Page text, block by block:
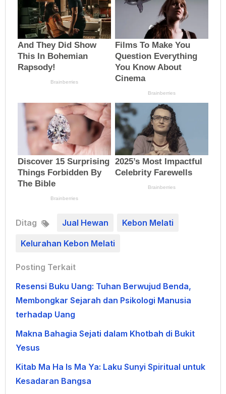
Ditag Jual Hewan Kebon Melati
Kelurahan Kebon Melati
Posting Terkait
Resensi Buku Uang: Tuhan Berwujud Benda,
Membongkar Sejarah dan Psikologi Manusia
terhadap Uang
Makna Bahagia Sejati dalam Khotbah di Bukit
Yesus
Kitab Ma Ha Is Ma Ya: Laku Sunyi Spiritual untuk
Kesadaran Bangsa